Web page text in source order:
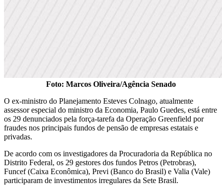
Foto: Marcos Oliveira/Agência Senado
O ex-ministro do Planejamento Esteves Colnago, atualmente
assessor especial do ministro da Economia, Paulo Guedes, está entre
os 29 denunciados pela força-tarefa da Operação Greenfield por
fraudes nos principais fundos de pensão de empresas estatais e
privadas.
De acordo com os investigadores da Procuradoria da República no
Distrito Federal, os 29 gestores dos fundos Petros (Petrobras),
Funcef (Caixa Econômica), Previ (Banco do Brasil) e Valia (Vale)
participaram de investimentos irregulares da Sete Brasil.